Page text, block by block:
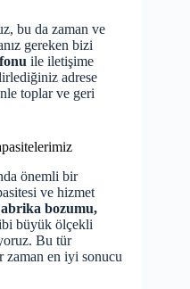
bu da zaman ve
gereken bizi
ile iletişime
adrese
toplar ve geri
önemli bir
ve hizmet
bozumu,
büyük ölçekli
Bu tür
zaman en iyi sonucu